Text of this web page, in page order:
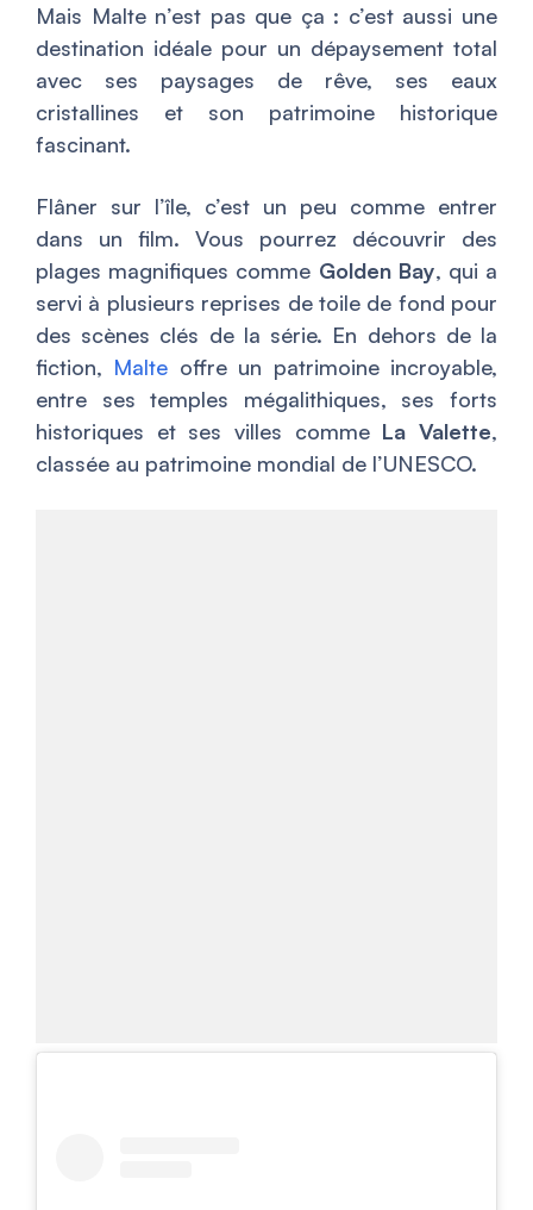
Mais Malte n’est pas que ça : c’est aussi une
destination idéale pour un dépaysement total
avec ses paysages de rêve, ses eaux
cristallines et son patrimoine historique
fascinant.
Flâner sur l’île, c’est un peu comme entrer
dans un film. Vous pourrez découvrir des
plages magnifiques comme Golden Bay, qui a
servi à plusieurs reprises de toile de fond pour
des scènes clés de la série. En dehors de la
fiction, Malte offre un patrimoine incroyable,
entre ses temples mégalithiques, ses forts
historiques et ses villes comme La Valette,
classée au patrimoine mondial de l’UNESCO.